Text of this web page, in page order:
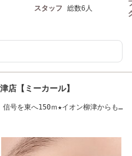
スタッフ 総数6人
【ミーカール】
号を東へ150ｍ★イオン柳津からも